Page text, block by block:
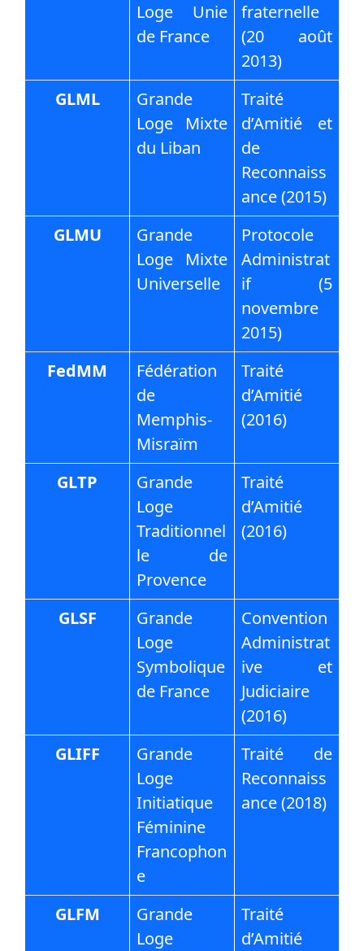
Loge Unie
de France
fraternelle
(20 août
2013)
GLML
Grande
Loge Mixte
du Liban
Traité
d’Amitié et
de
Reconnaiss
ance (2015)
GLMU
Grande
Loge Mixte
Universelle
Protocole
Administrat
if (5
novembre
2015)
FedMM
Fédération
de
Memphis-
Misraïm
Traité
d’Amitié
(2016)
GLTP
Grande
Loge
Traditionnel
le de
Provence
Traité
d’Amitié
(2016)
GLSF
Grande
Loge
Symbolique
de France
Convention
Administrat
ive et
Judiciaire
(2016)
GLIFF
Grande
Loge
Initiatique
Féminine
Francophon
e
Traité de
Reconnaiss
ance (2018)
GLFM
Grande
Loge
Traité
d’Amitié